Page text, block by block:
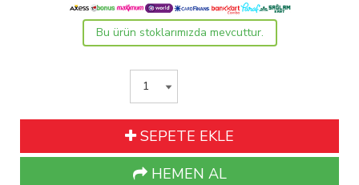
Bu ürün stoklarımızda mevcuttur.
SEPETE EKLE
HEMEN AL